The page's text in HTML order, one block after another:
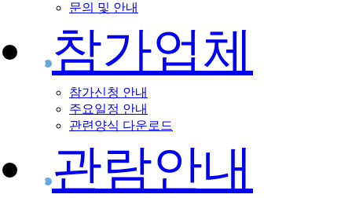
문의 및 안내
참가업체
참가신청 안내
주요일정 안내
관련양식 다운로드
관람안내